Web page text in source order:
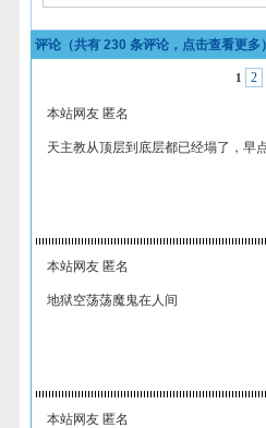
评论（共有 230 条评论，点击查看更多）
1 2
本站网友 匿名
天主教从顶层到底层都已经塌了，早
本站网友 匿名
地狱空荡荡魔鬼在人间
本站网友 匿名